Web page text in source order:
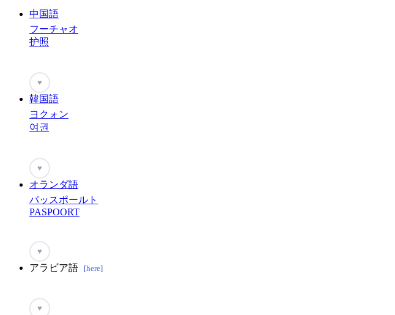
中国語
フーチャオ
护照
♥
韓国語
ヨクォン
여권
♥
オランダ語
パッスポールト
PASPOORT
♥
アラビア語 [here]
♥